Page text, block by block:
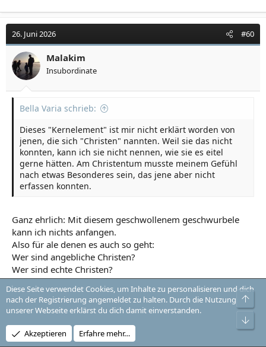
26. Juni 2026 #60
Malakim
Insubordinate
Bella Varia schrieb:
Dieses "Kernelement" ist mir nicht erklärt worden von
jenen, die sich "Christen" nannten. Weil sie das nicht
konnten, kann ich sie nicht nennen, wie sie es eitel
gerne hätten. Am Christentum musste meinem Gefühl
nach etwas Besonderes sein, das jene aber nicht
erfassen konnten.
Ganz ehrlich: Mit diesem geschwollenem geschwurbele
kann ich nichts anfangen.
Also für ale denen es auch so geht:
Wer sind angebliche Christen?
Wer sind echte Christen?
Bella Varia schrieb:
Die "echten Christen" muss man selber finden, das ist
eine persönliche Herausforderung, es ist Arbeit an sich
Diese Seite verwendet Cookies, um Inhalte zu personalisieren und dich
nach der Registrierung angemeldet zu halten. Durch die Nutzung
unserer Webseite erklärst du dich damit einverstanden.
Akzeptieren Erfahre mehr…